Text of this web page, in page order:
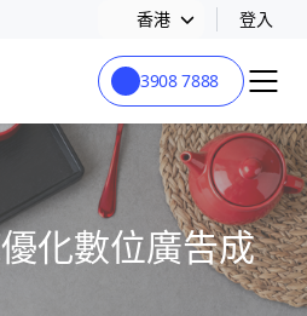
香港 登入
3908 7888
化數位廣告成